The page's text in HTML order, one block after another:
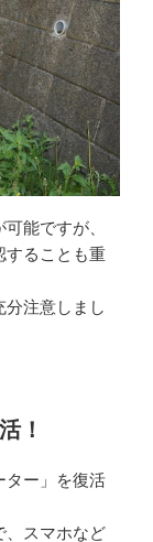
能ですが、
することも重
分注意しまし
！
ター」を復活
、スマホなど